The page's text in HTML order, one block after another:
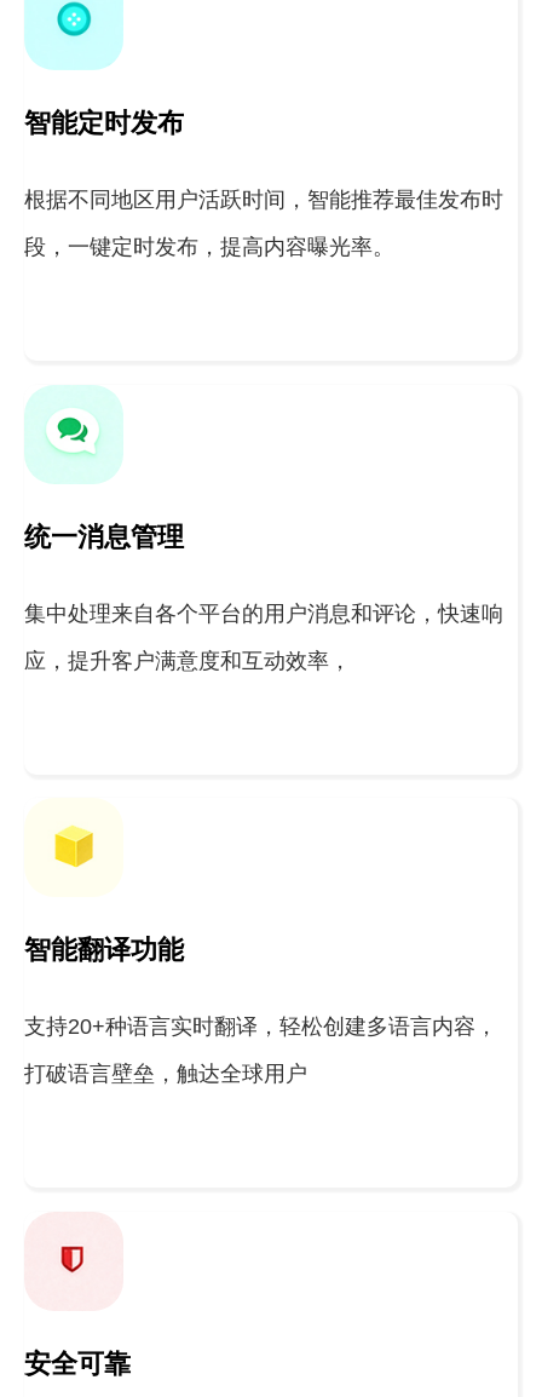
智能定时发布
根据不同地区用户活跃时间，智能推荐最佳发布时
段，一键定时发布，提高内容曝光率。
统一消息管理
集中处理来自各个平台的用户消息和评论，快速响
应，提升客户满意度和互动效率，
智能翻译功能
支持20+种语言实时翻译，轻松创建多语言内容，
打破语言壁垒，触达全球用户
安全可靠